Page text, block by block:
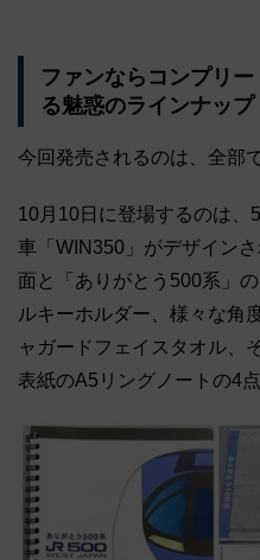
ファンならコンプリ
る魅惑のラインナップ
今回発売されるのは、全部
10月10日に登場するのは、
車「WIN350」がデザイン
面と「ありがとう500系」
ルキーホルダー、様々な角
ャガードフェイスタオル、
表紙のA5リングノートの4点